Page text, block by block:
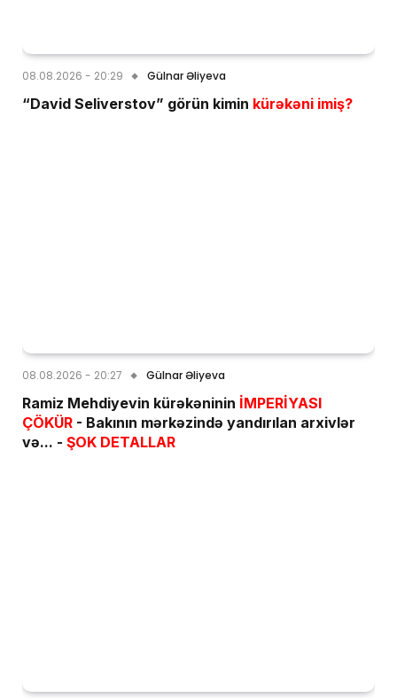
08.08.2026 - 20:29 Gülnar Əliyeva
“David Seliverstov” görün kimin kürəkəni imiş?
08.08.2026 - 20:27 Gülnar Əliyeva
Ramiz Mehdiyevin kürəkəninin İMPERİYASI
ÇÖKÜR - Bakının mərkəzində yandırılan arxivlər
və... - ŞOK DETALLAR